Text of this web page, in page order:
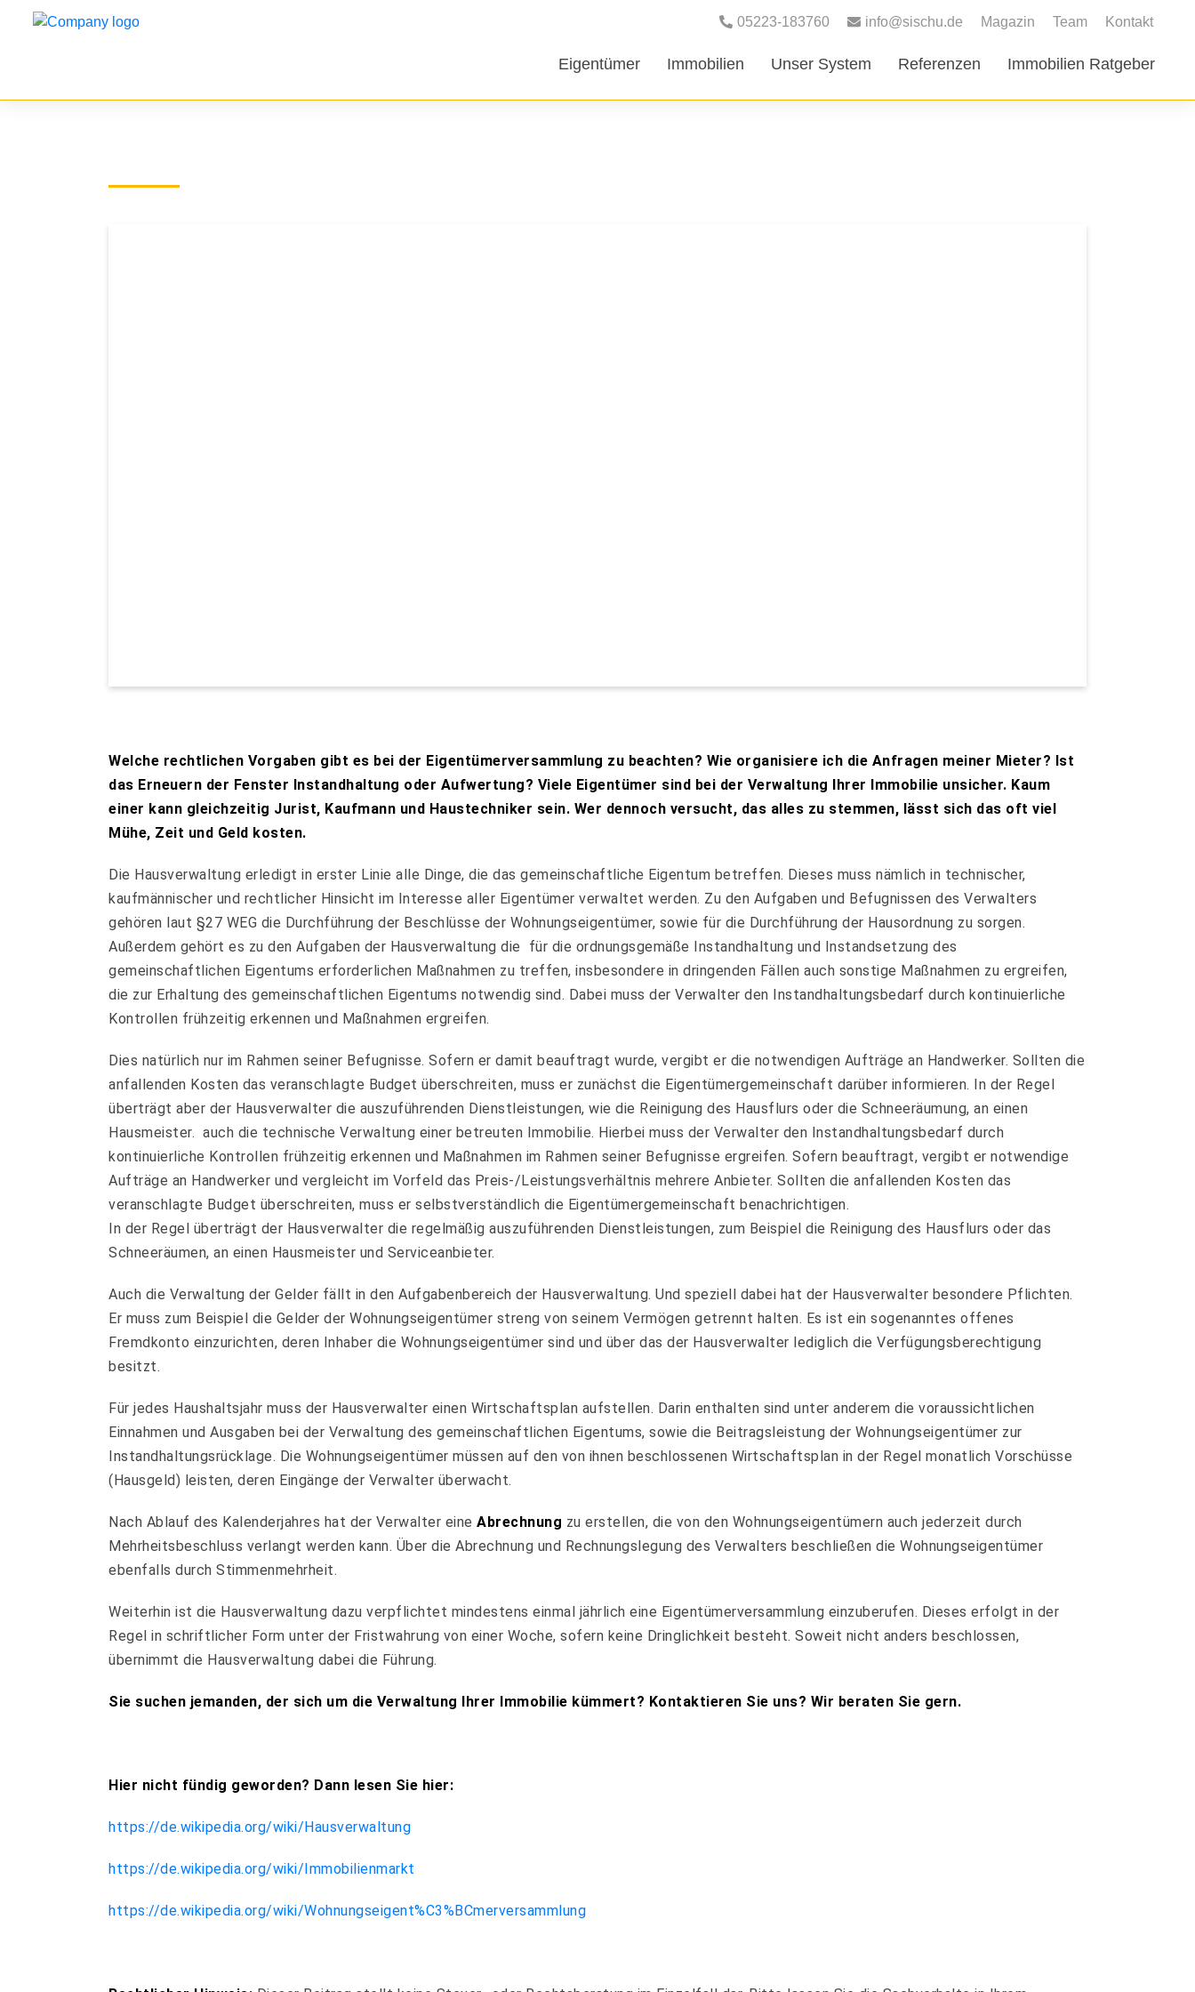
05223-183760 info@sischu.de Magazin Team Kontakt
Eigentümer Immobilien Unser System Referenzen Immobilien Ratgeber
Welche rechtlichen Vorgaben gibt es bei der Eigentümerversammlung zu beachten? Wie organisiere ich die Anfragen meiner Mieter? Ist
das Erneuern der Fenster Instandhaltung oder Aufwertung? Viele Eigentümer sind bei der Verwaltung Ihrer Immobilie unsicher. Kaum
einer kann gleichzeitig Jurist, Kaufmann und Haustechniker sein. Wer dennoch versucht, das alles zu stemmen, lässt sich das oft viel
Mühe, Zeit und Geld kosten.
Die Hausverwaltung erledigt in erster Linie alle Dinge, die das gemeinschaftliche Eigentum betreffen. Dieses muss nämlich in technischer,
kaufmännischer und rechtlicher Hinsicht im Interesse aller Eigentümer verwaltet werden. Zu den Aufgaben und Befugnissen des Verwalters
gehören laut §27 WEG die Durchführung der Beschlüsse der Wohnungseigentümer, sowie für die Durchführung der Hausordnung zu sorgen.
Außerdem gehört es zu den Aufgaben der Hausverwaltung die für die ordnungsgemäße Instandhaltung und Instandsetzung des
gemeinschaftlichen Eigentums erforderlichen Maßnahmen zu treffen, insbesondere in dringenden Fällen auch sonstige Maßnahmen zu ergreifen,
die zur Erhaltung des gemeinschaftlichen Eigentums notwendig sind. Dabei muss der Verwalter den Instandhaltungsbedarf durch kontinuierliche
Kontrollen frühzeitig erkennen und Maßnahmen ergreifen.
Dies natürlich nur im Rahmen seiner Befugnisse. Sofern er damit beauftragt wurde, vergibt er die notwendigen Aufträge an Handwerker. Sollten die
anfallenden Kosten das veranschlagte Budget überschreiten, muss er zunächst die Eigentümergemeinschaft darüber informieren. In der Regel
überträgt aber der Hausverwalter die auszuführenden Dienstleistungen, wie die Reinigung des Hausflurs oder die Schneeräumung, an einen
Hausmeister. auch die technische Verwaltung einer betreuten Immobilie. Hierbei muss der Verwalter den Instandhaltungsbedarf durch
kontinuierliche Kontrollen frühzeitig erkennen und Maßnahmen im Rahmen seiner Befugnisse ergreifen. Sofern beauftragt, vergibt er notwendige
Aufträge an Handwerker und vergleicht im Vorfeld das Preis-/Leistungsverhältnis mehrere Anbieter. Sollten die anfallenden Kosten das
veranschlagte Budget überschreiten, muss er selbstverständlich die Eigentümergemeinschaft benachrichtigen.
In der Regel überträgt der Hausverwalter die regelmäßig auszuführenden Dienstleistungen, zum Beispiel die Reinigung des Hausflurs oder das
Schneeräumen, an einen Hausmeister und Serviceanbieter.
Auch die Verwaltung der Gelder fällt in den Aufgabenbereich der Hausverwaltung. Und speziell dabei hat der Hausverwalter besondere Pflichten.
Er muss zum Beispiel die Gelder der Wohnungseigentümer streng von seinem Vermögen getrennt halten. Es ist ein sogenanntes offenes
Fremdkonto einzurichten, deren Inhaber die Wohnungseigentümer sind und über das der Hausverwalter lediglich die Verfügungsberechtigung
besitzt.
Für jedes Haushaltsjahr muss der Hausverwalter einen Wirtschaftsplan aufstellen. Darin enthalten sind unter anderem die voraussichtlichen
Einnahmen und Ausgaben bei der Verwaltung des gemeinschaftlichen Eigentums, sowie die Beitragsleistung der Wohnungseigentümer zur
Instandhaltungsrücklage. Die Wohnungseigentümer müssen auf den von ihnen beschlossenen Wirtschaftsplan in der Regel monatlich Vorschüsse
(Hausgeld) leisten, deren Eingänge der Verwalter überwacht.
Nach Ablauf des Kalenderjahres hat der Verwalter eine Abrechnung zu erstellen, die von den Wohnungseigentümern auch jederzeit durch
Mehrheitsbeschluss verlangt werden kann. Über die Abrechnung und Rechnungslegung des Verwalters beschließen die Wohnungseigentümer
ebenfalls durch Stimmenmehrheit.
Weiterhin ist die Hausverwaltung dazu verpflichtet mindestens einmal jährlich eine Eigentümerversammlung einzuberufen. Dieses erfolgt in der
Regel in schriftlicher Form unter der Fristwahrung von einer Woche, sofern keine Dringlichkeit besteht. Soweit nicht anders beschlossen,
übernimmt die Hausverwaltung dabei die Führung.
Sie suchen jemanden, der sich um die Verwaltung Ihrer Immobilie kümmert? Kontaktieren Sie uns? Wir beraten Sie gern.
Hier nicht fündig geworden? Dann lesen Sie hier:
https://de.wikipedia.org/wiki/Hausverwaltung
https://de.wikipedia.org/wiki/Immobilienmarkt
https://de.wikipedia.org/wiki/Wohnungseigent%C3%BCmerversammlung